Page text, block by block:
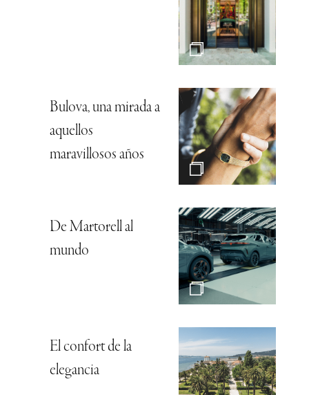
Bulova, una mirada a
aquellos
maravillosos años
De Martorell al
mundo
El confort de la
elegancia